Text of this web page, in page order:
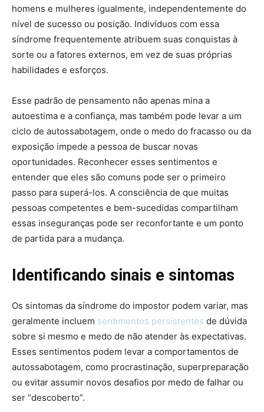
homens e mulheres igualmente, independentemente do
nível de sucesso ou posição. Indivíduos com essa
síndrome frequentemente atribuem suas conquistas à
sorte ou a fatores externos, em vez de suas próprias
habilidades e esforços.
Esse padrão de pensamento não apenas mina a
autoestima e a confiança, mas também pode levar a um
ciclo de autossabotagem, onde o medo do fracasso ou da
exposição impede a pessoa de buscar novas
oportunidades. Reconhecer esses sentimentos e
entender que eles são comuns pode ser o primeiro
passo para superá-los. A consciência de que muitas
pessoas competentes e bem-sucedidas compartilham
essas inseguranças pode ser reconfortante e um ponto
de partida para a mudança.
Identificando sinais e sintomas
Os sintomas da síndrome do impostor podem variar, mas
geralmente incluem sentimentos persistentes de dúvida
sobre si mesmo e medo de não atender às expectativas.
Esses sentimentos podem levar a comportamentos de
autossabotagem, como procrastinação, superpreparação
ou evitar assumir novos desafios por medo de falhar ou
ser “descoberto”.